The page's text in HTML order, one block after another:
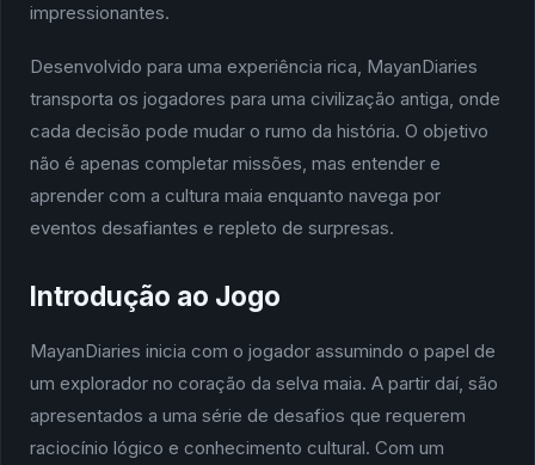
impressionantes.
Desenvolvido para uma experiência rica, MayanDiaries
transporta os jogadores para uma civilização antiga, onde
cada decisão pode mudar o rumo da história. O objetivo
não é apenas completar missões, mas entender e
aprender com a cultura maia enquanto navega por
eventos desafiantes e repleto de surpresas.
Introdução ao Jogo
MayanDiaries inicia com o jogador assumindo o papel de
um explorador no coração da selva maia. A partir daí, são
apresentados a uma série de desafios que requerem
raciocínio lógico e conhecimento cultural. Com um